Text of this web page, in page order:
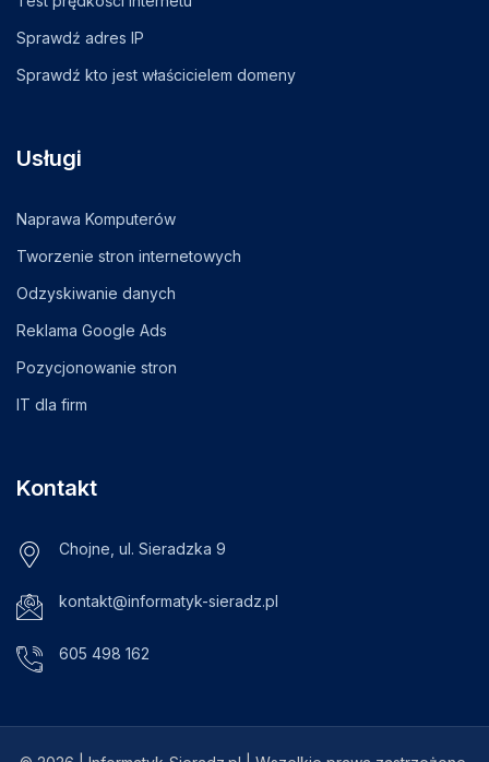
Sprawdź adres IP
Sprawdź kto jest właścicielem domeny
Usługi
Naprawa Komputerów
Tworzenie stron internetowych
Odzyskiwanie danych
Reklama Google Ads
Pozycjonowanie stron
IT dla firm
Kontakt
Chojne, ul. Sieradzka 9
kontakt@informatyk-sieradz.pl
605 498 162